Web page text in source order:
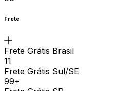
Frete
Frete Grátis Brasil
11
Frete Grátis Sul/SE
99+